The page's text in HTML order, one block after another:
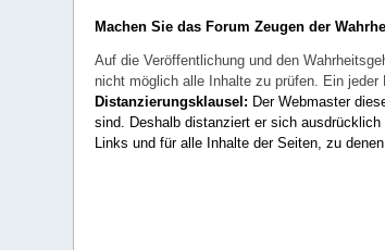
Machen Sie das Forum Zeugen der
Auf die Veröffentlichung und den
nicht möglich alle Inhalte zu prüfen. Ein
Distanzierungsklausel: Der Webmaster
sind. Deshalb distanziert er sich
Links und für alle Inhalte der Seiten, zu